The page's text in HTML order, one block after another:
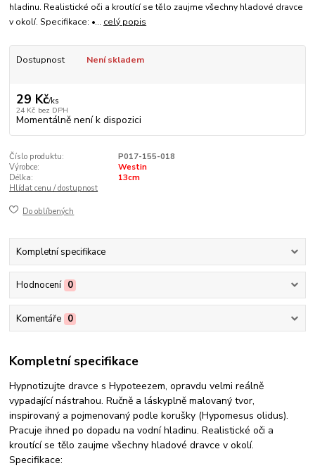
hladinu. Realistické oči a kroutící se tělo zaujme všechny hladové dravce
v okolí. Specifikace: •... celý popis
Dostupnost Není skladem
29 Kč/ks
24 Kč bez DPH
Momentálně není k dispozici
Číslo produktu:
P017-155-018
Výrobce:
Westin
Délka:
13cm
Hlídat cenu / dostupnost
Do oblíbených
Kompletní specifikace
Hodnocení 0
Komentáře 0
Kompletní specifikace
Hypnotizujte dravce s Hypoteezem, opravdu velmi reálně
vypadající nástrahou. Ručně a láskyplně malovaný tvor,
inspirovaný a pojmenovaný podle korušky (Hypomesus olidus).
Pracuje ihned po dopadu na vodní hladinu. Realistické oči a
kroutící se tělo zaujme všechny hladové dravce v okolí.
Specifikace: